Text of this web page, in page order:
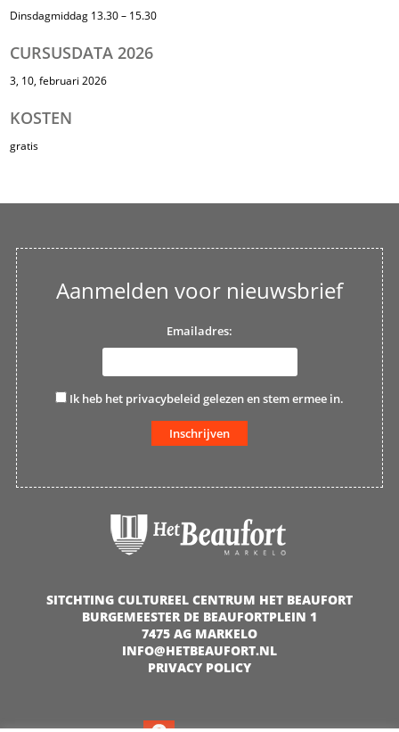
Dinsdagmiddag 13.30 – 15.30
CURSUSDATA 2026
3, 10, februari 2026
KOSTEN
gratis
Aanmelden voor nieuwsbrief
Emailadres:
Ik heb het privacybeleid gelezen en stem ermee in.
SITCHTING CULTUREEL CENTRUM HET BEAUFORT
BURGEMEESTER DE BEAUFORTPLEIN 1
7475 AG MARKELO
INFO@HETBEAUFORT.NL
PRIVACY POLICY